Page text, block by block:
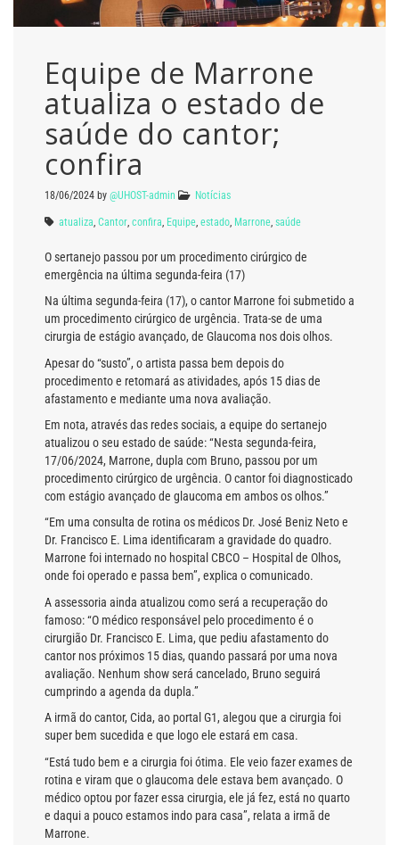
Equipe de Marrone
atualiza o estado de
saúde do cantor;
confira
18/06/2024 by @UHOST-admin Notícias
atualiza, Cantor, confira, Equipe, estado, Marrone, saúde
O sertanejo passou por um procedimento cirúrgico de
emergência na última segunda-feira (17)
Na última segunda-feira (17), o cantor Marrone foi submetido a
um procedimento cirúrgico de urgência. Trata-se de uma
cirurgia de estágio avançado, de Glaucoma nos dois olhos.
Apesar do “susto”, o artista passa bem depois do
procedimento e retomará as atividades, após 15 dias de
afastamento e mediante uma nova avaliação.
Em nota, através das redes sociais, a equipe do sertanejo
atualizou o seu estado de saúde: “Nesta segunda-feira,
17/06/2024, Marrone, dupla com Bruno, passou por um
procedimento cirúrgico de urgência. O cantor foi diagnosticado
com estágio avançado de glaucoma em ambos os olhos.”
“Em uma consulta de rotina os médicos Dr. José Beniz Neto e
Dr. Francisco E. Lima identificaram a gravidade do quadro.
Marrone foi internado no hospital CBCO – Hospital de Olhos,
onde foi operado e passa bem”, explica o comunicado.
A assessoria ainda atualizou como será a recuperação do
famoso: “O médico responsável pelo procedimento é o
cirurgião Dr. Francisco E. Lima, que pediu afastamento do
cantor nos próximos 15 dias, quando passará por uma nova
avaliação. Nenhum show será cancelado, Bruno seguirá
cumprindo a agenda da dupla.”
A irmã do cantor, Cida, ao portal G1, alegou que a cirurgia foi
super bem sucedida e que logo ele estará em casa.
“Está tudo bem e a cirurgia foi ótima. Ele veio fazer exames de
rotina e viram que o glaucoma dele estava bem avançado. O
médico optou por fazer essa cirurgia, ele já fez, está no quarto
e daqui a pouco estamos indo para casa”, relata a irmã de
Marrone.